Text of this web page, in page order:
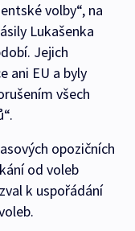
volby“, na
Lukašenka
Jejich
ani EU a byly
všech
opozičních
od voleb
k uspořádání